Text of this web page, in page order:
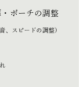
ポーチの調整
、スピードの調整）